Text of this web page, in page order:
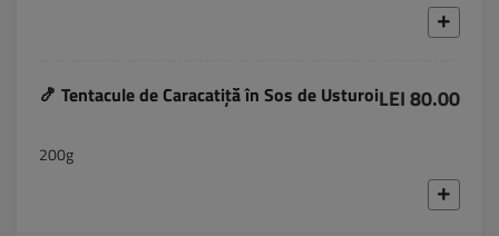
🍤 Tentacule de Caracatiță în Sos de UsturoiLEI 80.00
200g